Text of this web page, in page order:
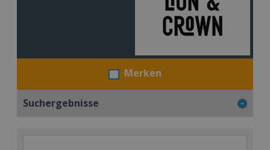
Merken
Suchergebnisse